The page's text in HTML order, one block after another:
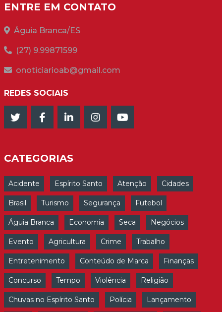
ENTRE EM CONTATO
Águia Branca/ES
(27) 9.99871599
onoticiarioab@gmail.com
REDES SOCIAIS
CATEGORIAS
Acidente Espírito Santo Atenção Cidades
Brasil Turismo Segurança Futebol
Águia Branca Economia Seca Negócios
Evento Agricultura Crime Trabalho
Entretenimento Conteúdo de Marca Finanças
Concurso Tempo Violência Religião
Chuvas no Espírito Santo Polícia Lançamento